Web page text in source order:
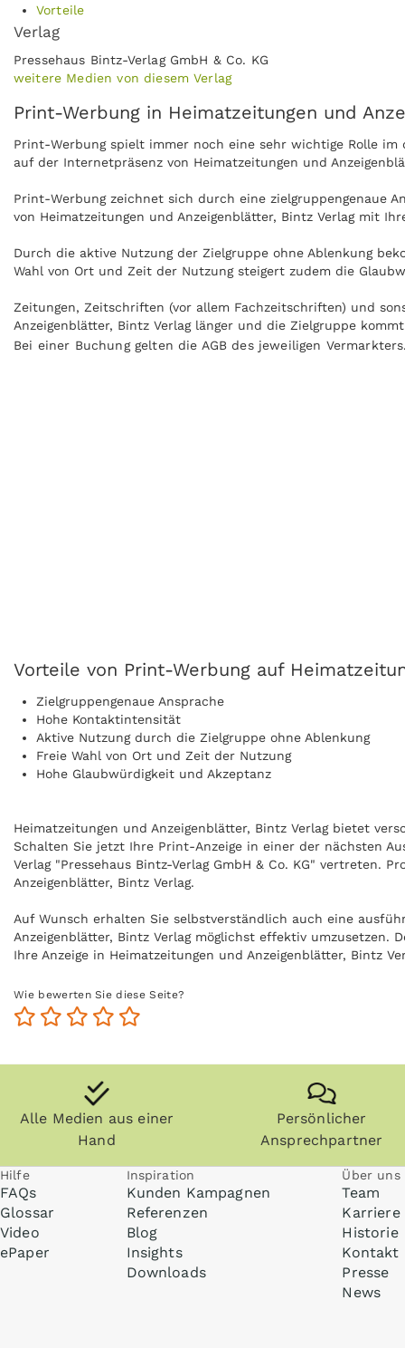
Vorteile
Verlag
Pressehaus Bintz-Verlag GmbH & Co. KG
weitere Medien von diesem Verlag
Print-Werbung in Heimatzeitungen und
Print-Werbung spielt immer noch eine sehr wichtige Rolle
auf der Internetpräsenz von Heimatzeitungen und
Print-Werbung zeichnet sich durch eine zielgruppengenaue
von Heimatzeitungen und Anzeigenblätter, Bintz Verlag mit
Durch die aktive Nutzung der Zielgruppe ohne Ablenkung
Wahl von Ort und Zeit der Nutzung steigert zudem die
Zeitungen, Zeitschriften (vor allem Fachzeitschriften) und
Anzeigenblätter, Bintz Verlag länger und die Zielgruppe
Bei einer Buchung gelten die AGB des jeweiligen
Vorteile von Print-Werbung auf
Zielgruppengenaue Ansprache
Hohe Kontaktintensität
Aktive Nutzung durch die Zielgruppe ohne Ablenkung
Freie Wahl von Ort und Zeit der Nutzung
Hohe Glaubwürdigkeit und Akzeptanz
Heimatzeitungen und Anzeigenblätter, Bintz Verlag bietet
Schalten Sie jetzt Ihre Print-Anzeige in einer der nächsten
Verlag "Pressehaus Bintz-Verlag GmbH & Co. KG"
Anzeigenblätter, Bintz Verlag.
Auf Wunsch erhalten Sie selbstverständlich auch eine
Anzeigenblätter, Bintz Verlag möglichst effektiv
Ihre Anzeige in Heimatzeitungen und Anzeigenblätter, Bintz
Mehr Informationen zum Thema Print-Werbung finden Sie
Wie bewerten Sie diese Seite?
Alle Medien aus einer
Hand
Persönlicher
Ansprechpartner
Hilfe
FAQs
Glossar
Video
ePaper
Inspiration
Kunden Kampagnen
Referenzen
Blog
Insights
Downloads
Über uns
Team
Karriere
Historie
Kontakt
Presse
News